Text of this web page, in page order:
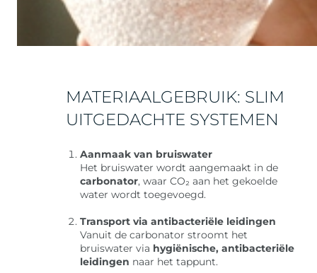
MATERIAALGEBRUIK: SLIM
UITGEDACHTE SYSTEMEN
Aanmaak van bruiswater
Het bruiswater wordt aangemaakt in de
carbonator, waar CO₂ aan het gekoelde
water wordt toegevoegd.
Transport via antibacteriële leidingen
Vanuit de carbonator stroomt het
bruiswater via hygiënische, antibacteriële
leidingen naar het tappunt.